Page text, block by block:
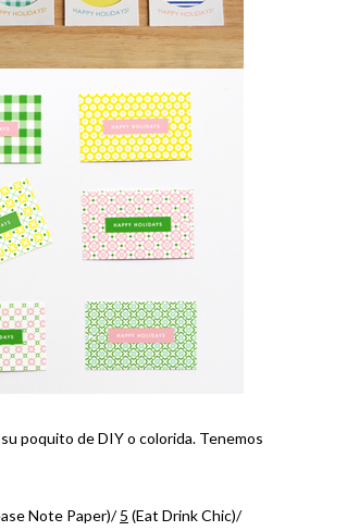
poquito de DIY o colorida. Tenemos
Note Paper)/5 (Eat Drink Chic)/